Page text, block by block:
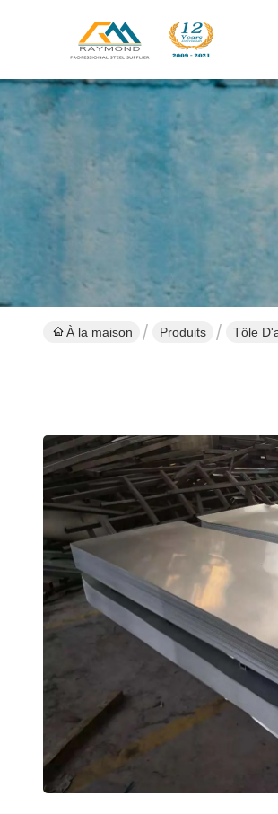
À la maison Produits Tôle